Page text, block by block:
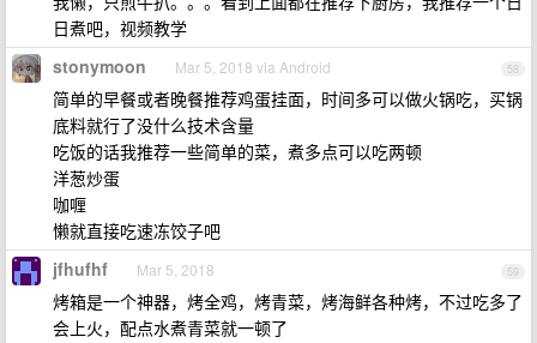
日煮吧，视频教学
58
stonymoon Mar 5, 2018 via Android
简单的早餐或者晚餐推荐鸡蛋挂面，时间多可以做火锅吃，买锅
底料就行了没什么技术含量
吃饭的话我推荐一些简单的菜，煮多点可以吃两顿
洋葱炒蛋
咖喱
懒就直接吃速冻饺子吧
59
jfhufhf Mar 5, 2018
烤箱是一个神器，烤全鸡，烤青菜，烤海鲜各种烤，不过吃多了
会上火，配点水煮青菜就一顿了